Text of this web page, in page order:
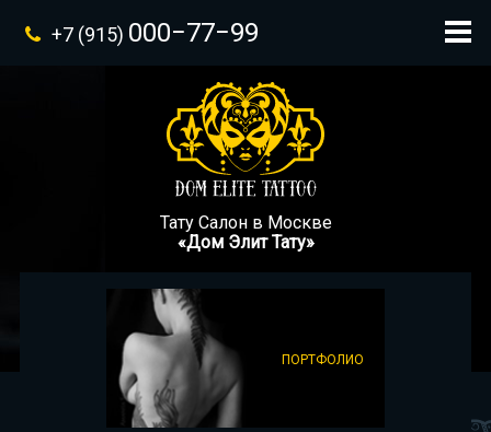
+7 (915) 000−77−99
Тату Салон в Москве
«Дом Элит Тату»
ПОРТФОЛИО